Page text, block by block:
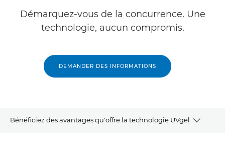
Démarquez-vous de la concurrence. Une
technologie, aucun compromis.
DEMANDER DES INFORMATIONS
Bénéficiez des avantages qu'offre la technologie UVgel